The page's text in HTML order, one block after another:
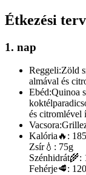
Étkezési
1. nap
Reggeli:Zöld
almával és
Ebéd:Quinoa
és citromlével
Vacsora:
Kalória 🔥:
Zsír💧: 75g
Szénhidrát🌾:
Fehérje🥩: